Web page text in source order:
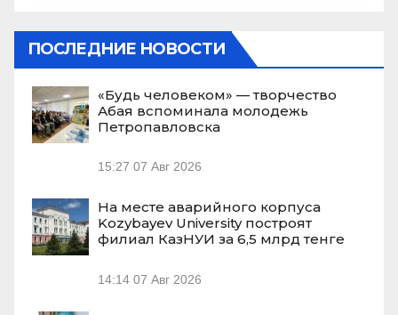
ПОСЛЕДНИЕ НОВОСТИ
«Будь человеком» — творчество
Абая вспоминала молодежь
Петропавловска
15:27 07 Авг 2026
На месте аварийного корпуса
Kozybayev University построят
филиал КазНУИ за 6,5 млрд тенге
14:14 07 Авг 2026